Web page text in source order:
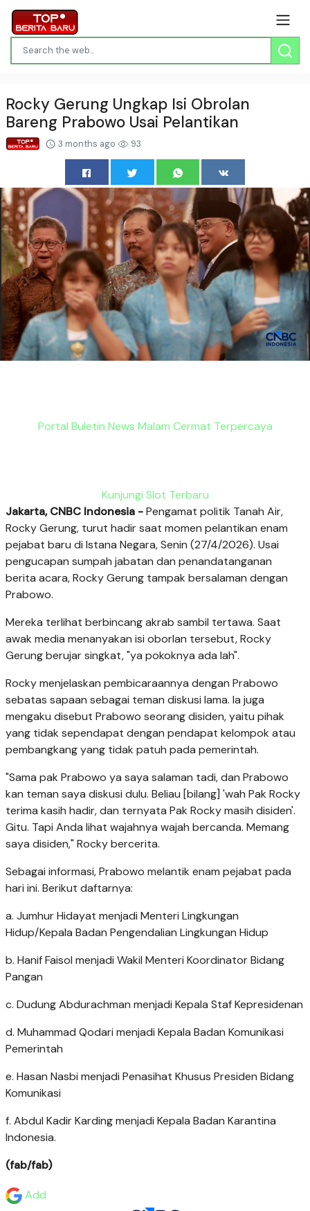
Rocky Gerung Ungkap Isi Obrolan
Bareng Prabowo Usai Pelantikan
3 months ago 93
Portal Buletin News Malam Cermat Terpercaya
Kunjungi Slot Terbaru
Jakarta, CNBC Indonesia -Pengamat politik Tanah Air,
Rocky Gerung, turut hadir saat momen pelantikan enam
pejabat baru di Istana Negara, Senin (27/4/2026). Usai
pengucapan sumpah jabatan dan penandatanganan
berita acara, Rocky Gerung tampak bersalaman dengan
Prabowo.
Mereka terlihat berbincang akrab sambil tertawa. Saat
awak media menanyakan isi oborlan tersebut, Rocky
Gerung berujar singkat, "ya pokoknya ada lah".
Rocky menjelaskan pembicaraannya dengan Prabowo
sebatas sapaan sebagai teman diskusi lama. Ia juga
mengaku disebut Prabowo seorang disiden, yaitu pihak
yang tidak sependapat dengan pendapat kelompok atau
pembangkang yang tidak patuh pada pemerintah.
"Sama pak Prabowo ya saya salaman tadi, dan Prabowo
kan teman saya diskusi dulu. Beliau [bilang] 'wah Pak Rocky
terima kasih hadir, dan ternyata Pak Rocky masih disiden'.
Gitu. Tapi Anda lihat wajahnya wajah bercanda. Memang
saya disiden," Rocky bercerita.
Sebagai informasi, Prabowo melantik enam pejabat pada
hari ini. Berikut daftarnya:
a. Jumhur Hidayat menjadi Menteri Lingkungan
Hidup/Kepala Badan Pengendalian Lingkungan Hidup
b. Hanif Faisol menjadi Wakil Menteri Koordinator Bidang
Pangan
c. Dudung Abdurachman menjadi Kepala Staf Kepresidenan
d. Muhammad Qodari menjadi Kepala Badan Komunikasi
Pemerintah
e. Hasan Nasbi menjadi Penasihat Khusus Presiden Bidang
Komunikasi
f. Abdul Kadir Karding menjadi Kepala Badan Karantina
Indonesia.
(fab/fab)
Add